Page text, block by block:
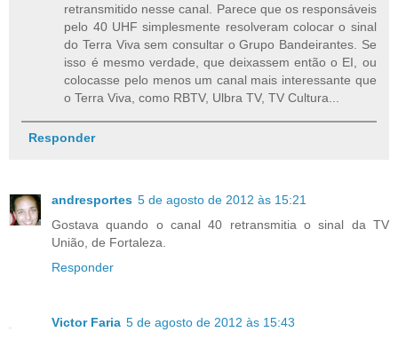
retransmitido nesse canal. Parece que os responsáveis
pelo 40 UHF simplesmente resolveram colocar o sinal
do Terra Viva sem consultar o Grupo Bandeirantes. Se
isso é mesmo verdade, que deixassem então o EI, ou
colocasse pelo menos um canal mais interessante que
o Terra Viva, como RBTV, Ulbra TV, TV Cultura...
Responder
andresportes 5 de agosto de 2012 às 15:21
Gostava quando o canal 40 retransmitia o sinal da TV
União, de Fortaleza.
Responder
Victor Faria 5 de agosto de 2012 às 15:43